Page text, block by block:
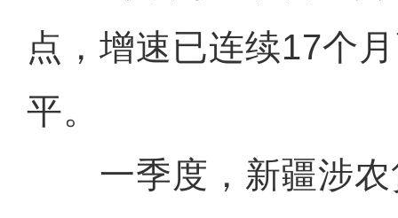
点，增速已连续17个
平。
一季度，新疆涉农